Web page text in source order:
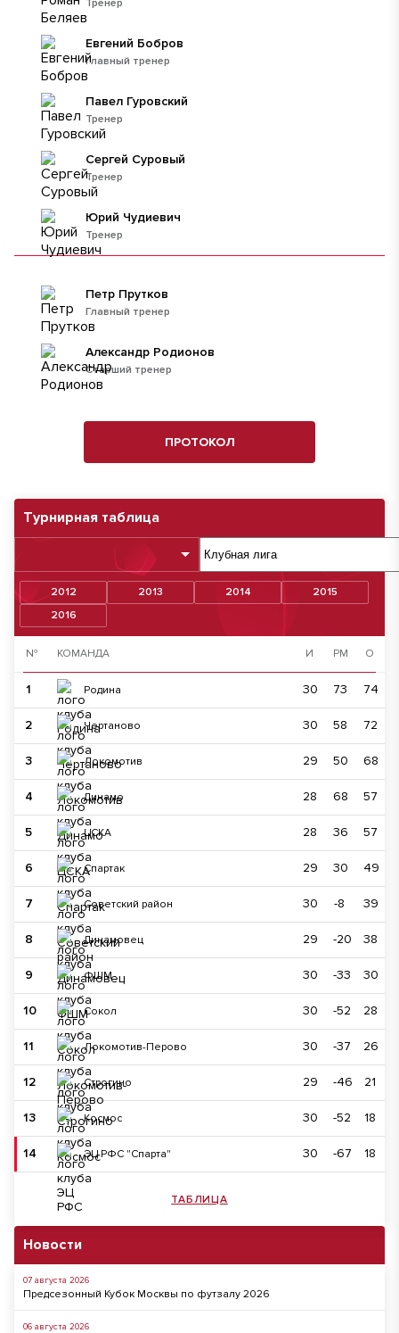
Турнирная таблица
2012 2013 2014
2015
2016
№ КОМАНДА И РМ О
1 Родина 30 73 74
2 Чертаново 30 58 72
3 Локомотив 29 50 68
4 Динамо 28 68 57
5 ЦСКА 28 36 57
6 Спартак 29 30 49
7 Советский район 30 -8 39
8 Динамовец 29 -20 38
9 ФШМ 30 -33 30
10 Сокол 30 -52 28
11 Локомотив-Перово 30 -37 26
12 Строгино 29 -46 21
13 Космос 30 -52 18
14 ЭЦ РФС "Спарта" 30 -67 18
ТАБЛИЦА
Новости
07 августа 2026
Предсезонный Кубок Москвы по футзалу 2026
06 августа 2026
Тренер
Главный тренер
Евгений Бобров
Тренер
Павел Гуровский
Тренер
Сергей Суровый
Тренер
Юрий Чудиевич
Главный тренер
Петр Прутков
Старший тренер
Александр Родионов
ПРОТОКОЛ